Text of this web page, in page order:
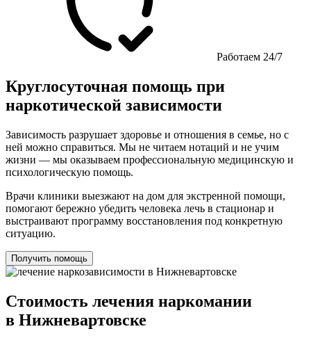
Работаем 24/7
Круглосуточная помощь при
наркотической зависимости
Зависимость разрушает здоровье и отношения в семье, но с
ней можно справиться. Мы не читаем нотаций и не учим
жизни — мы оказываем профессиональную медицинскую и
психологическую помощь.
Врачи клиники выезжают на дом для экстренной помощи,
помогают бережно убедить человека лечь в стационар и
выстраивают программу восстановления под конкретную
ситуацию.
Получить помощь
Стоимость лечения наркомании
в Нижневартовске